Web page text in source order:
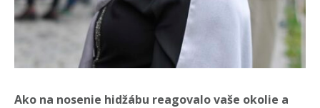
Ako na nosenie hidžábu reagovalo vaše okolie a